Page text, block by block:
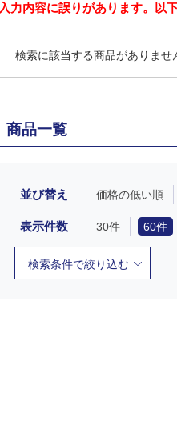
入力内容に誤りがあります。以
検索に該当する商品がありませ
商品一覧
並び替え 価格の低い順
表示件数 30件 60件
検索条件で絞り込む